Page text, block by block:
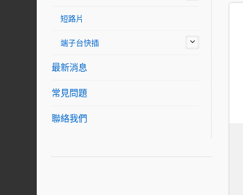
短路片
端子台快插
最新消息
常見問題
聯絡我們